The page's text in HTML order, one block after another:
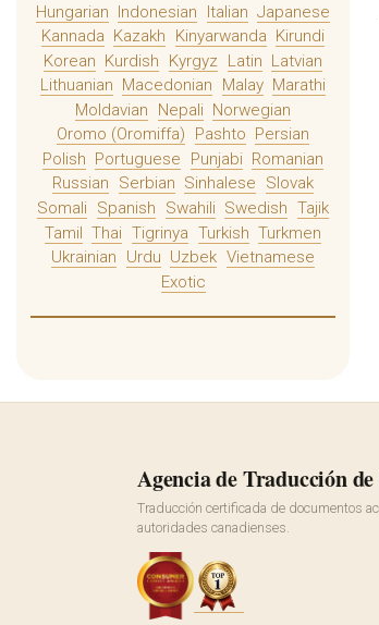
Hungarian Indonesian Italian Japanese
Kannada Kazakh Kinyarwanda Kirundi
Korean Kurdish Kyrgyz Latin Latvian
Lithuanian
Macedonian Malay Marathi
Moldavian
Nepali Norwegian
Oromo (Oromiffa)
Pashto
Persian
Polish Portuguese Punjabi Romanian
Russian
Serbian Sinhalese
Slovak
Somali
Spanish Swahili Swedish Tajik
Tamil Thai Tigrinya Turkish Turkmen
Ukrainian
Urdu Uzbek Vietnamese
Exotic
Agencia de Traducción
Traducción certificada de documentos
autoridades canadienses.